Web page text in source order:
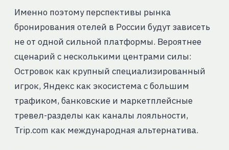
Именно поэтому перспективы рынка
бронирования отелей в России будут зависеть
не от одной сильной платформы. Вероятнее
сценарий с несколькими центрами силы:
Островок как крупный специализированный
игрок, Яндекс как экосистема с большим
трафиком, банковские и маркетплейсные
тревел-разделы как каналы лояльности,
Trip.com как международная альтернатива.